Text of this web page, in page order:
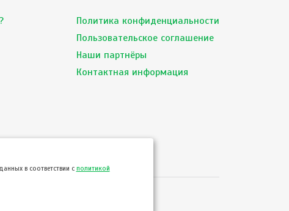
Политика конфиденциальности
Пользовательское соглашение
Наши партнёры
Контактная информация
в соответствии с политикой